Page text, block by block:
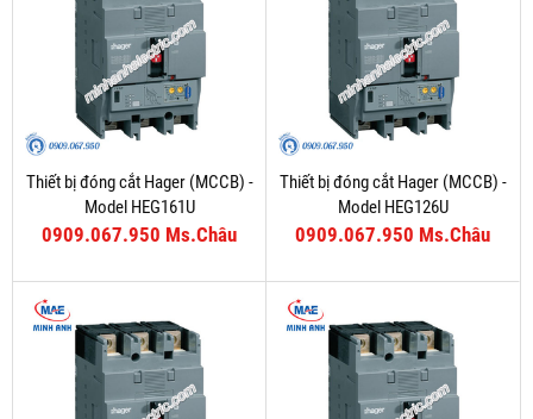
Thiết bị đóng cắt Hager (MCCB) -
Model HEG161U
0909.067.950 Ms.Châu
Thiết bị đóng cắt Hager (MCCB) -
Model HEG126U
0909.067.950 Ms.Châu